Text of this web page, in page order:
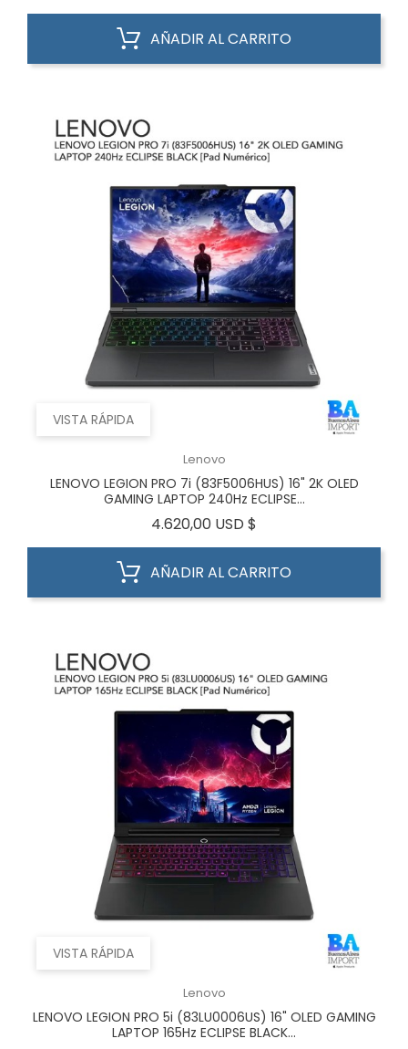
AÑADIR AL CARRITO
VISTA RÁPIDA
Lenovo
LENOVO LEGION PRO 7i (83F5006HUS) 16" 2K OLED
GAMING LAPTOP 240Hz ECLIPSE...
4.620,00 USD $
AÑADIR AL CARRITO
VISTA RÁPIDA
Lenovo
LENOVO LEGION PRO 5i (83LU0006US) 16" OLED GAMING
LAPTOP 165Hz ECLIPSE BLACK...